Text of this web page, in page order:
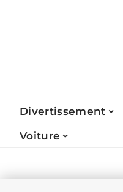
Divertissement
Voiture